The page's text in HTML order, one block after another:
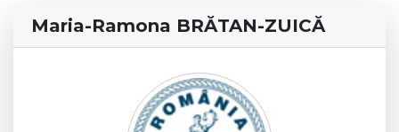
Maria-Ramona BRĂTAN-ZUICĂ